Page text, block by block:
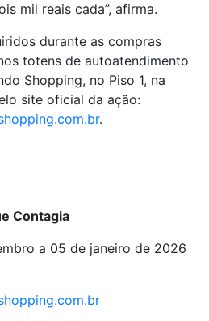
mil reais cada”, afirma.
durante as compras
totens de autoatendimento
Shopping, no Piso 1, na
site oficial da ação:
.
Contagia
a 05 de janeiro de 2026